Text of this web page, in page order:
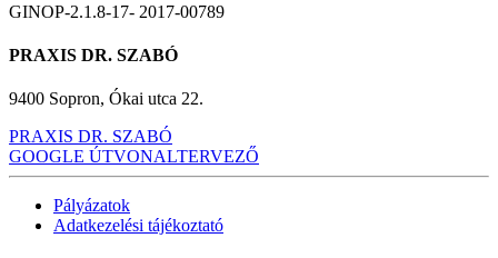
GINOP-2.1.8-17- 2017-00789
PRAXIS DR. SZABÓ
9400 Sopron, Ókai utca 22.
PRAXIS DR. SZABÓ
GOOGLE ÚTVONALTERVEZŐ
Pályázatok
Adatkezelési tájékoztató